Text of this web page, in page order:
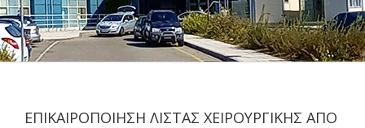
ΕΠΙΚΑΙΡΟΠΟΙΗΣΗ ΛΙΣΤΑΣ ΧΕΙΡΟΥΡΓΙΚΗΣ ΑΠΟ